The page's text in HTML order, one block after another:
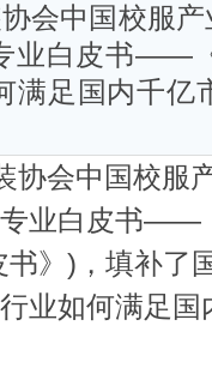
会中国校服
业白皮书——
满足国内千亿
会中国校服
业白皮书——
》)，填补了
业如何满足